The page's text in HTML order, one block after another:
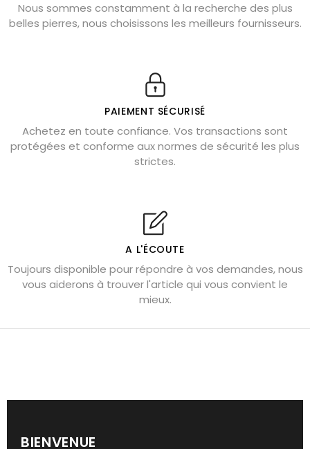
Chrysocolle : pierre apaisante
Obsidienne dorée : vertus et signification
Véritable citrine naturelle non chauffée
Où placer la citrine dans la maison
Cornaline : propriétés magiques
Capricorne : quelles pierres choisir
Shungite : purification et protection
Bagues en labradorite argent 925
Lapis lazuli : propriétés et précautions
Citrine : propriétés magiques
Aigue-marine : propriétés et couleurs
Pierres pour attirer l’amour
Bracelets anti-stress en pierre
Nous sommes constamment à la recherche des plus
belles pierres, nous choisissons les meilleurs fournisseurs.
PAIEMENT SÉCURISÉ
Achetez en toute confiance. Vos transactions sont
protégées et conforme aux normes de sécurité les plus
strictes.
A L'ÉCOUTE
Toujours disponible pour répondre à vos demandes, nous
vous aiderons à trouver l'article qui vous convient le
mieux.
BIENVENUE